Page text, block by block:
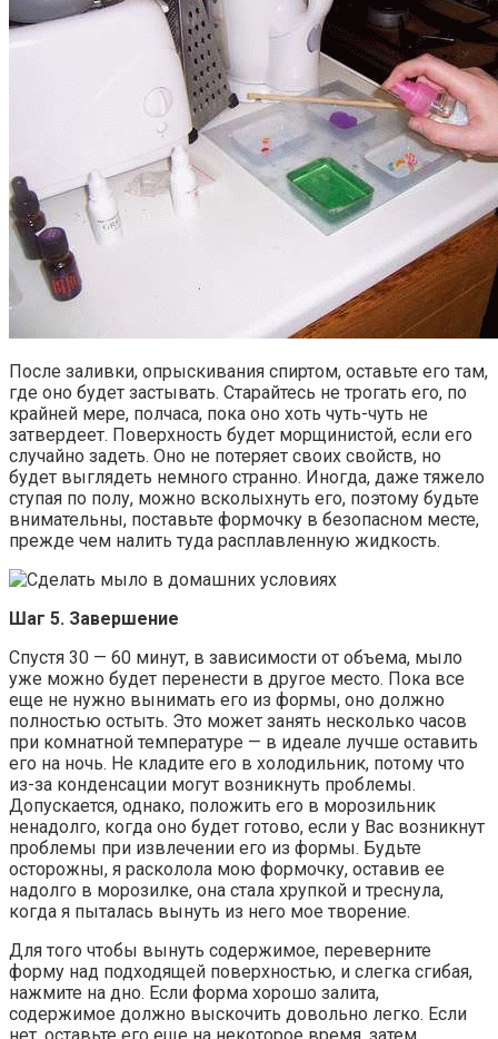
После заливки, опрыскивания спиртом, оставьте его там,
где оно будет застывать. Старайтесь не трогать его, по
крайней мере, полчаса, пока оно хоть чуть-чуть не
затвердеет. Поверхность будет морщинистой, если его
случайно задеть. Оно не потеряет своих свойств, но
будет выглядеть немного странно. Иногда, даже тяжело
ступая по полу, можно всколыхнуть его, поэтому будьте
внимательны, поставьте формочку в безопасном месте,
прежде чем налить туда расплавленную жидкость.
Шаг 5. Завершение
Спустя 30 — 60 минут, в зависимости от объема, мыло
уже можно будет перенести в другое место. Пока все
еще не нужно вынимать его из формы, оно должно
полностью остыть. Это может занять несколько часов
при комнатной температуре — в идеале лучше оставить
его на ночь. Не кладите его в холодильник, потому что
из-за конденсации могут возникнуть проблемы.
Допускается, однако, положить его в морозильник
ненадолго, когда оно будет готово, если у Вас возникнут
проблемы при извлечении его из формы. Будьте
осторожны, я расколола мою формочку, оставив ее
надолго в морозилке, она стала хрупкой и треснула,
когда я пыталась вынуть из него мое творение.
Для того чтобы вынуть содержимое, переверните
форму над подходящей поверхностью, и слегка сгибая,
нажмите на дно. Если форма хорошо залита,
содержимое должно выскочить довольно легко. Если